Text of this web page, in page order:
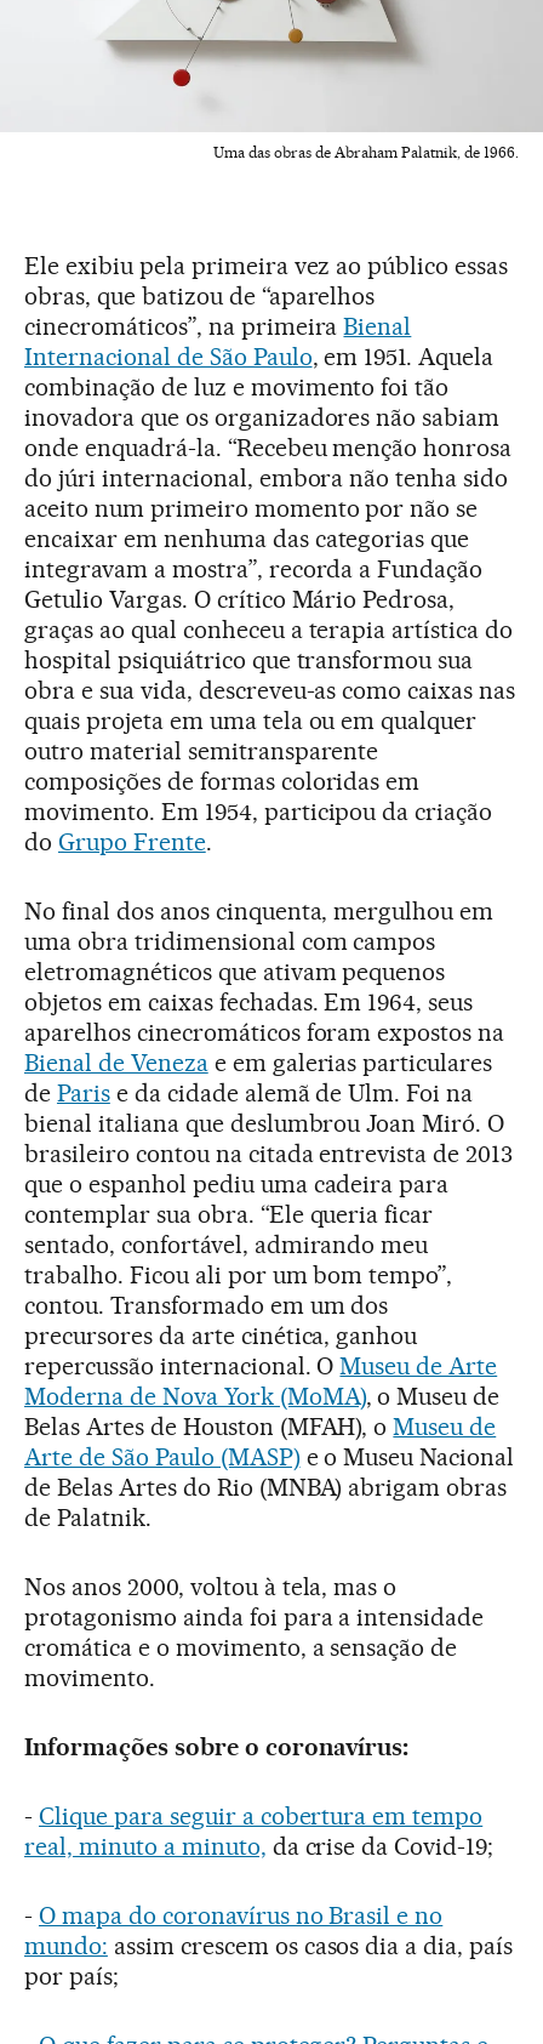
Uma das obras de Abraham Palatnik, de 1966.
Ele exibiu pela primeira vez ao público essas
obras, que batizou de “aparelhos
cinecromáticos”, na primeiraBienal
Internacional de São Paulo, em 1951. Aquela
combinação de luz e movimento foi tão
inovadora que os organizadores não sabiam
onde enquadrá-la. “Recebeu menção honrosa
do júri internacional, embora não tenha sido
aceito num primeiro momento por não se
encaixar em nenhuma das categorias que
integravam a mostra”, recorda a Fundação
Getulio Vargas. O crítico Mário Pedrosa,
graças ao qual conheceu a terapia artística do
hospital psiquiátrico que transformou sua
obra e sua vida, descreveu-as como caixas nas
quais projeta em uma tela ou em qualquer
outro material semitransparente
composições de formas coloridas em
movimento. Em 1954, participou da criação
do Grupo Frente.
No final dos anos cinquenta, mergulhou em
uma obra tridimensional com campos
eletromagnéticos que ativam pequenos
objetos em caixas fechadas. Em 1964, seus
aparelhos cinecromáticos foram expostos na
Bienal de Venezae em galerias particulares
de Parise da cidade alemã de Ulm. Foi na
bienal italiana que deslumbrou Joan Miró. O
brasileiro contou na citada entrevista de 2013
que o espanhol pediu uma cadeira para
contemplar sua obra. “Ele queria ficar
sentado, confortável, admirando meu
trabalho. Ficou ali por um bom tempo”,
contou. Transformado em um dos
precursores da arte cinética, ganhou
repercussão internacional. OMuseu de Arte
Moderna de Nova York (MoMA), o Museu de
Belas Artes de Houston (MFAH), oMuseu de
Arte de São Paulo (MASP) e o Museu Nacional
de Belas Artes do Rio (MNBA) abrigam obras
de Palatnik.
Nos anos 2000, voltou à tela, mas o
protagonismo ainda foi para a intensidade
cromática e o movimento, a sensação de
movimento.
Informações sobre o coronavírus:
- Clique para seguir a cobertura em tempo
real, minuto a minuto, da crise da Covid-19;
- O mapa do coronavírus no Brasil e no
mundo: assim crescem os casos dia a dia, país
por país;